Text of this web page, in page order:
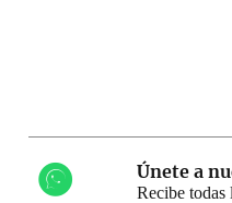
Únete a
Recibe todas